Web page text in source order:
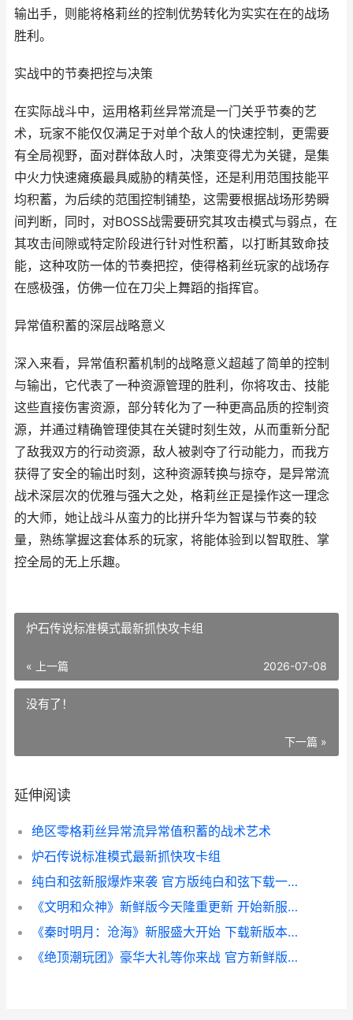
输出手，则能将格莉丝的控制优势转化为实实在在的战场
胜利。
实战中的节奏把控与决策
在实际战斗中，运用格莉丝异常流是一门关乎节奏的艺
术，玩家不能仅仅满足于对单个敌人的快速控制，更需要
有全局视野，面对群体敌人时，决策变得尤为关键，是集
中火力快速瘫痪最具威胁的精英怪，还是利用范围技能平
均积蓄，为后续的范围控制铺垫，这需要根据战场形势瞬
间判断，同时，对BOSS战需要研究其攻击模式与弱点，在
其攻击间隙或特定阶段进行针对性积蓄，以打断其致命技
能，这种攻防一体的节奏把控，使得格莉丝玩家的战场存
在感极强，仿佛一位在刀尖上舞蹈的指挥官。
异常值积蓄的深层战略意义
深入来看，异常值积蓄机制的战略意义超越了简单的控制
与输出，它代表了一种资源管理的胜利，你将攻击、技能
这些直接伤害资源，部分转化为了一种更高品质的控制资
源，并通过精确管理使其在关键时刻生效，从而重新分配
了敌我双方的行动资源，敌人被剥夺了行动能力，而我方
获得了安全的输出时刻，这种资源转换与掠夺，是异常流
战术深层次的优雅与强大之处，格莉丝正是操作这一理念
的大师，她让战斗从蛮力的比拼升华为智谋与节奏的较
量，熟练掌握这套体系的玩家，将能体验到以智取胜、掌
控全局的无上乐趣。
炉石传说标准模式最新抓快攻卡组
« 上一篇 2026-07-08
没有了！
下一篇 »
延伸阅读
绝区零格莉丝异常流异常值积蓄的战术艺术
炉石传说标准模式最新抓快攻卡组
纯白和弦新服爆炸来袭 官方版纯白和弦下载一起来了 纯白和弦ssr排行
《文明和众神》新鲜版今天隆重更新 开始新服大礼共襄盛举 《文明和众神》作者简介
《秦时明月：沧海》新服盛大开始 下载新版本秦时明月：沧海迎接新征程 秦时明月沧海攻略
《绝顶潮玩团》豪华大礼等你来战 官方新鲜版绝顶潮玩团下载一并送上 绝顶在哪个平台连载